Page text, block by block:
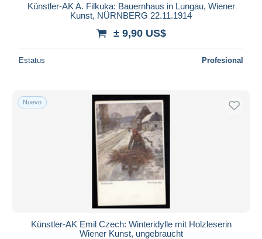
Künstler-AK A. Filkuka: Bauernhaus in Lungau, Wiener
Kunst, NÜRNBERG 22.11.1914
± 9,90 US$
Estatus Profesional
Nuevo
Künstler-AK Emil Czech: Winteridylle mit Holzleserin
Wiener Kunst, ungebraucht